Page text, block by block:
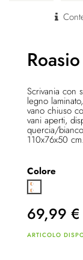
Roasio
Scrivania con
legno
vano chiuso
vani aperti,
quercia/
110x76x50 cm.
Colore
69,99 €
ARTICOLO